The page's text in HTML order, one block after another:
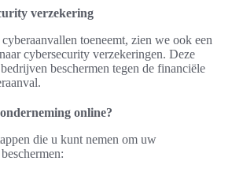
verzekering
toeneemt, zien we ook een
cybersecurity verzekeringen. Deze
beschermen tegen de financiële
online?
die u kunt nemen om uw